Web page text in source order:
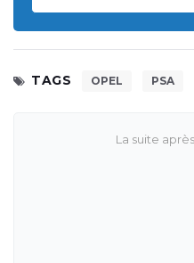
TAGS OPEL PSA